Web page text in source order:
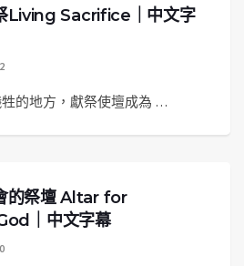
Living Sacrifice｜中文字
的地方，獻祭使壇成為 …
的祭壇 Altar for
｜中文字幕